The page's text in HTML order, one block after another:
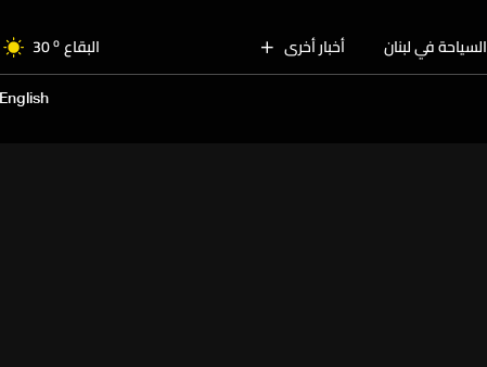
السياحة في لبنان أخبار أخرى البقاع 30o
الجنوب 28o
30
English